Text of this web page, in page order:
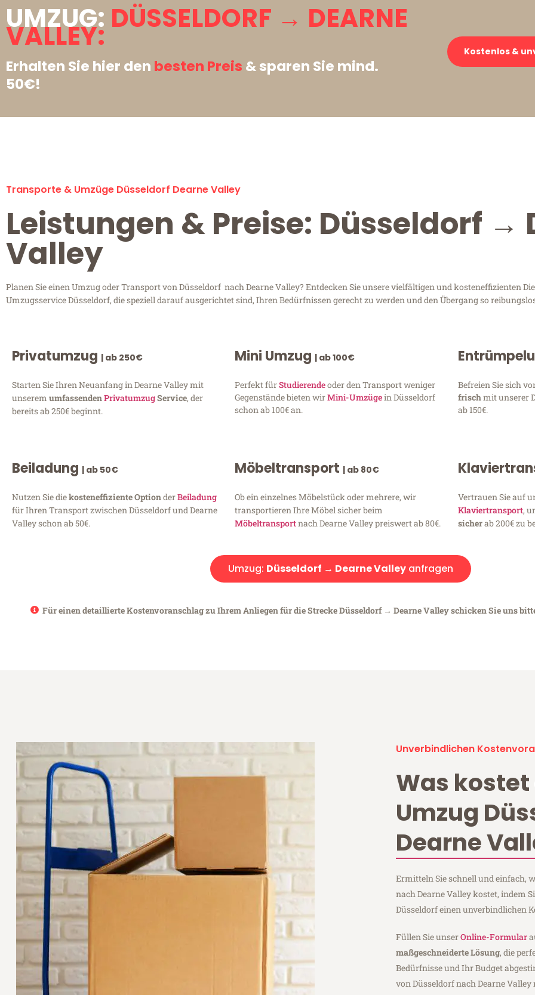
UMZUG: DÜSSELDORF → DEARNE
VALLEY:
Erhalten Sie hier den besten Preis & sparen Sie mind.
50€!
Kostenlos &
Transporte & Umzüge Düsseldorf Dearne Valley
Leistungen & Preise: Düsseldorf →
Valley
Planen Sie einen Umzug oder Transport von Düsseldorf nach Dearne Valley? Entdecken Sie unsere vielfältigen und kosteneffizienten
Umzugsservice Düsseldorf, die speziell darauf ausgerichtet sind, Ihren Bedürfnissen gerecht zu werden und den Übergang so
Privatumzug | ab 250€
Starten Sie Ihren Neuanfang in Dearne Valley mit
unserem umfassendenPrivatumzugService, der
bereits ab 250€ beginnt.
Mini Umzug | ab 100€
Perfekt fürStudierendeoder den Transport weniger
Gegenstände bieten wirMini-Umzügein Düsseldorf
schon ab 100€ an.
Befreien Sie sich
frischmit unserer
ab 150€.
Beiladung | ab 50€
Nutzen Sie diekosteneffiziente OptionderBeiladung
für Ihren Transport zwischen Düsseldorf und Dearne
Valley schon ab 50€.
Möbeltransport | ab 80€
Ob ein einzelnes Möbelstück oder mehrere, wir
transportieren Ihre Möbel sicher beim
Möbeltransportnach Dearne Valley preiswert ab 80€.
Vertrauen Sie auf
Klaviertransport,
sicherab 200€ zu
Umzug: Düsseldorf → Dearne Valleyanfragen
Für einen detaillierte Kostenvoranschlag zu Ihrem Anliegen für die Strecke Düsseldorf → Dearne Valley schicken Sie uns
Unverbindlichen
Was kostet
Umzug
Dearne
Ermitteln Sie schnell und einfach,
nach Dearne Valley kostet, indem
Düsseldorf einen unverbindlichen
Füllen Sie unserOnline-Formular
maßgeschneiderte Lösung, die
Bedürfnisse und Ihr Budget
von Düsseldorf nach Dearne